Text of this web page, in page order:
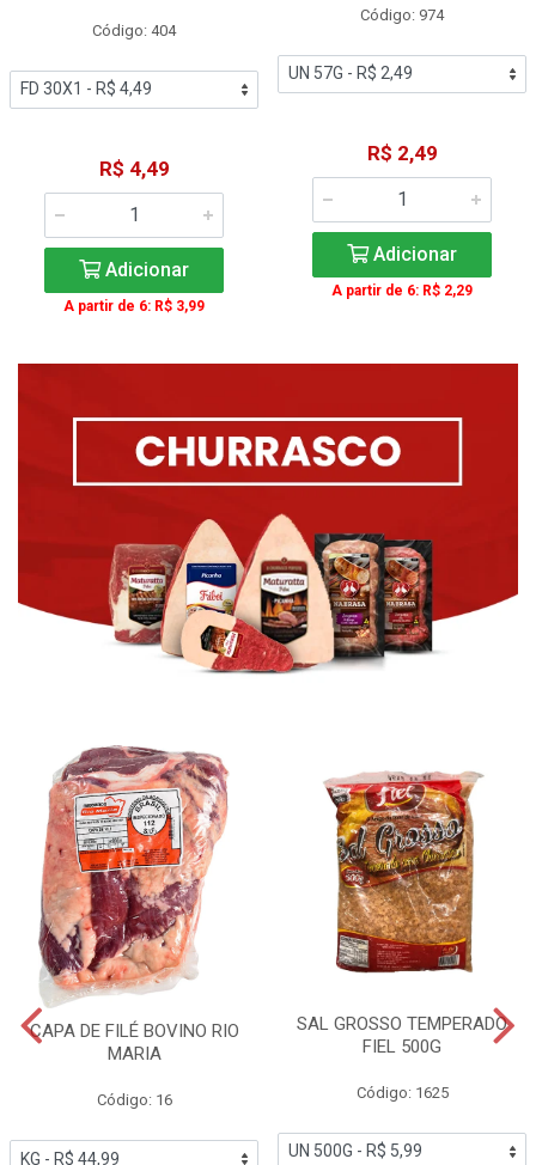
Código: 404
R$ 4,49
Adicionar
A partir de 6: R$ 3,99
Código: 974
R$ 2,49
Adicionar
A partir de 6: R$ 2,29
CAPA DE FILÉ BOVINO RIO
MARIA
Código: 16
SAL GROSSO TEMPERADO
FIEL 500G
Código: 1625